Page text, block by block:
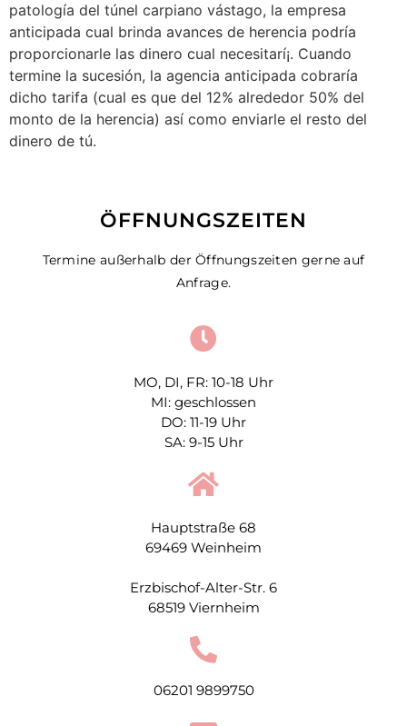
patologí­a del túnel carpiano vástago, la empresa
anticipada cual brinda avances de herencia podría
proporcionarle las dinero cual necesitarí¡. Cuando
termine la sucesión, la agencia anticipada cobraría
dicho tarifa (cual es que del 12% alrededor 50% del
monto de la herencia) así­ como enviarle el resto del
dinero de tú.
ÖFFNUNGSZEITEN
Termine außerhalb der Öffnungszeiten gerne auf
Anfrage.
MO, DI, FR: 10-18 Uhr
MI: geschlossen
DO: 11-19 Uhr
SA: 9-15 Uhr
Hauptstraße 68
69469 Weinheim
Erzbischof-Alter-Str. 6
68519 Viernheim
06201 9899750